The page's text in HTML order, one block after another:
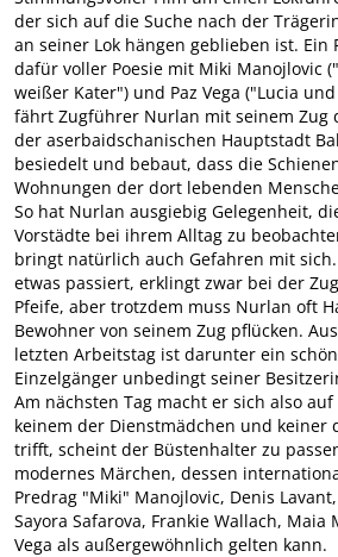
der sich auf die Suche nach der
an seiner Lok hängen geblieben ist. Ein
dafür voller Poesie mit Miki Manojlovic
weißer Kater") und Paz Vega ("Lucia
fährt Zugführer Nurlan mit seinem Zug
der aserbaidschanischen Hauptstadt
besiedelt und bebaut, dass die
Wohnungen der dort lebenden
So hat Nurlan ausgiebig Gelegenheit,
Vorstädte bei ihrem Alltag zu
bringt natürlich auch Gefahren mit
etwas passiert, erklingt zwar bei der
Pfeife, aber trotzdem muss Nurlan oft
Bewohner von seinem Zug pflücken.
letzten Arbeitstag ist darunter ein
Einzelgänger unbedingt seiner
Am nächsten Tag macht er sich also
keinem der Dienstmädchen und keiner
trifft, scheint der Büstenhalter zu
modernes Märchen, dessen
Predrag "Miki" Manojlovic, Denis
Sayora Safarova, Frankie Wallach, Maia
Vega als außergewöhnlich gelten kann.